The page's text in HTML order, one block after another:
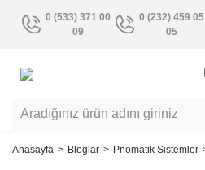
0 (533) 371 00
09
0 (232) 459 05
05
Anasayfa Bloglar Pnömatik Sistemler